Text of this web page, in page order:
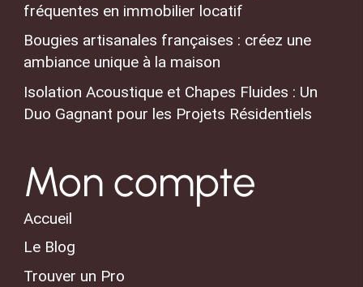
fréquentes en immobilier locatif
Bougies artisanales françaises : créez une
ambiance unique à la maison
Isolation Acoustique et Chapes Fluides : Un
Duo Gagnant pour les Projets Résidentiels
Mon compte
Accueil
Le Blog
Trouver un Pro